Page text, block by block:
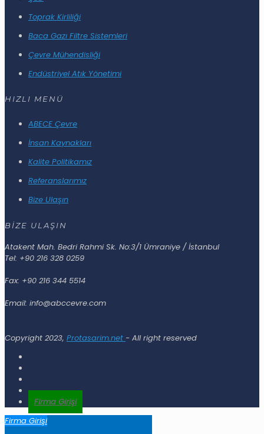
Toprak Kirliliği
Baca Gazı Filtre Sistemleri
Çevre Mühendisliği
Endüstriyel Atık Yönetimi
HIZLI MENÜ
ABECE Çevre
İnsan Kaynakları
Kalite Politikamız
Referanslarımız
Bize Ulaşın
BİZE ULAŞIN
Atakent Mah. Bedri Rahmi Sk. No:3/1 Ümraniye / İstanbul
Tel: +90 216 328 0259
Fax: +90 216 344 5514
Email: info@abccevre.com
Copyright 2023, Protasarim.net - All right reserved
Firma Girişi
Firma Girişi